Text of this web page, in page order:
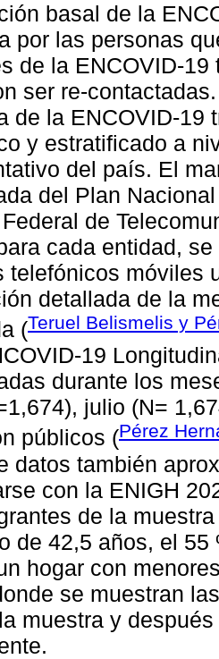
basal de la
por las personas
de la ENCOVID-
ser re-
de la ENCOVID-19
y estratificado a
del país. El
del Plan
de
cada entidad,
telefónicos móviles
detallada de la
(Teruel Belismelis y
19
durante los
julio (N=
públicos (Pérez
datos también
con la ENIGH
de la
de 42,5 años, el
hogar con
se muestran
muestra y